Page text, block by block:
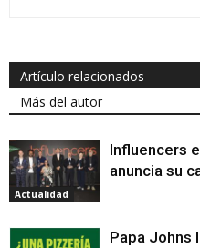
Artículo relacionados
Más del autor
Actualidad
Influencers
anuncia su
Papa Johns